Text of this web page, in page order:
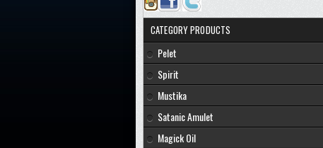
CATEGORY PRODUCTS
Pelet
Spirit
Mustika
Satanic Amulet
Magick Oil